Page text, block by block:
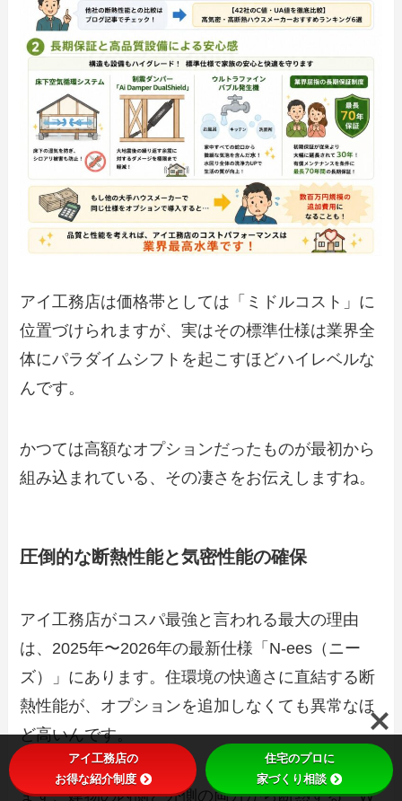
アイ工務店は価格帯としては「ミドルコスト」に
位置づけられますが、実はその標準仕様は業界全
体にパラダイムシフトを起こすほどハイレベルな
んです。
かつては高額なオプションだったものが最初から
組み込まれている、その凄さをお伝えしますね。
圧倒的な断熱性能と気密性能の確保
アイ工務店がコスパ最強と言われる最大の理由
は、2025年〜2026年の最新仕様「N-ees（ニー
ズ）」にあります。住環境の快適さに直結する断
熱性能が、オプションを追加しなくても異常なほ
ど高いんです。
まず、建物の内側と外側の両方から断熱する「W
アイ工務店の
お得な紹介制度
住宅のプロに
家づくり相談